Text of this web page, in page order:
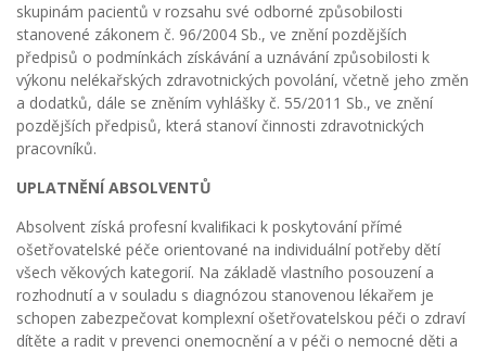
skupinám pacientů v rozsahu své odborné způsobilosti
stanovené zákonem č. 96/2004 Sb., ve znění pozdějších
předpisů o podmínkách získávání a uznávání způsobilosti k
výkonu nelékařských zdravotnických povolání, včetně jeho změn
a dodatků, dále se zněním vyhlášky č. 55/2011 Sb., ve znění
pozdějších předpisů, která stanoví činnosti zdravotnických
pracovníků.
UPLATNĚNÍ ABSOLVENTŮ
Absolvent získá profesní kvaliﬁkaci k poskytování přímé
ošetřovatelské péče orientované na individuální potřeby dětí
všech věkových kategorií. Na základě vlastního posouzení a
rozhodnutí a v souladu s diagnózou stanovenou lékařem je
schopen zabezpečovat komplexní ošetřovatelskou péči o zdraví
dítěte a radit v prevenci onemocnění a v péči o nemocné děti a